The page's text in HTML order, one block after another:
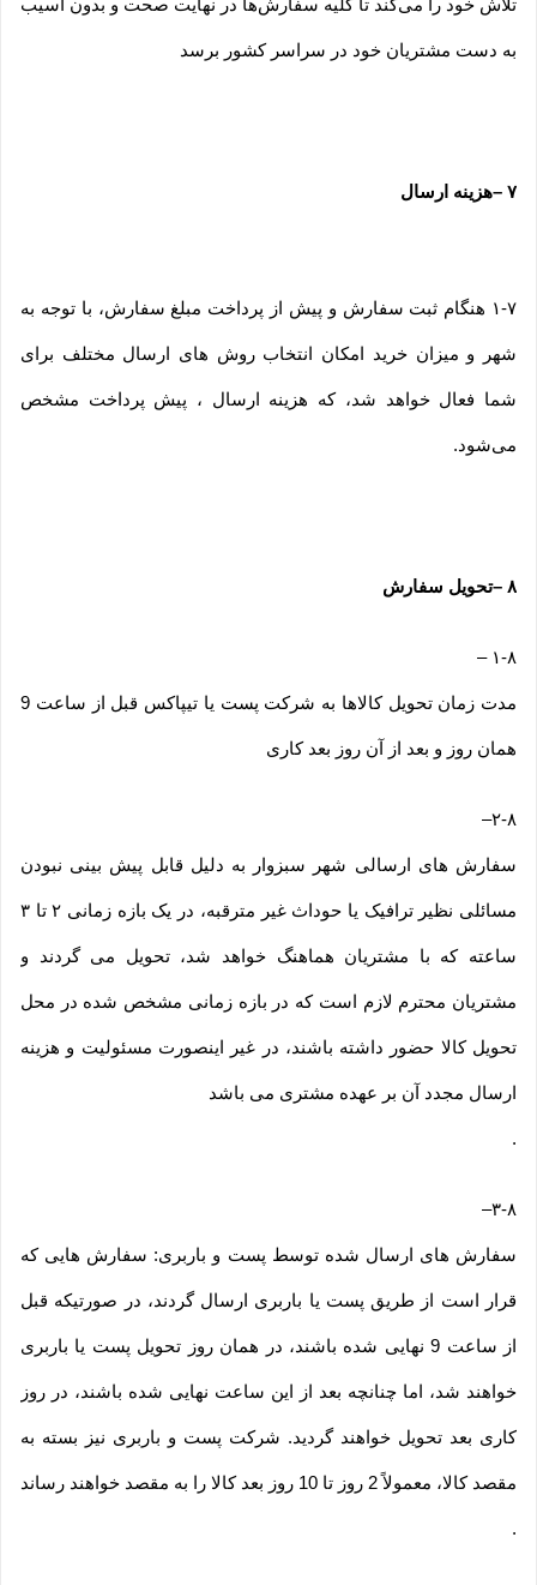
تلاش خود را می‏‌کند تا کلیه سفارش‏‌ها در نهایت صحت و بدون آسیب
به دست مشتریان خود در سراسر کشور برسد
۷ –هزینه ارسال
۱-۷ هنگام ثبت سفارش و پیش از پرداخت مبلغ سفارش، با توجه به
شهر و میزان خرید امکان انتخاب روش های ارسال مختلف برای
شما فعال خواهد شد، که هزینه ارسال ، پیش پرداخت مشخص
می‌شود.
۸ –تحویل سفارش
۱-۸ –
مدت زمان تحویل کالاها به شرکت پست یا تیپاکس قبل از ساعت 9
همان روز و بعد از آن روز بعد کاری
۲-۸–
سفارش های ارسالی شهر سبزوار به دلیل قابل پیش بینی نبودن
مسائلی نظیر ترافیک یا حوداث غیر مترقبه، در یک بازه زمانی ۲ تا ۳
ساعته که با مشتریان هماهنگ خواهد شد، تحویل می گردند و
مشتریان محترم لازم است که در بازه زمانی مشخص شده در محل
تحویل کالا حضور داشته باشند، در غیر اینصورت مسئولیت و هزینه
ارسال مجدد آن بر عهده مشتری می باشد
.
۳-۸–
سفارش های ارسال شده توسط پست و باربری: سفارش هایی که
قرار است از طریق پست یا باربری ارسال گردند، در صورتیکه قبل
از ساعت 9 نهایی شده باشند، در همان روز تحویل پست یا باربری
خواهند شد، اما چنانچه بعد از این ساعت نهایی شده باشند، در روز
کاری بعد تحویل خواهند گردید. شرکت پست و باربری نیز بسته به
مقصد کالا، معمولاً 2 روز تا 10 روز بعد کالا را به مقصد خواهند رساند
.